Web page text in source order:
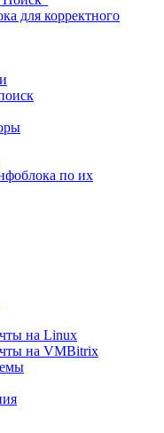
для корректного
по их
на Linux
на VMBitrix